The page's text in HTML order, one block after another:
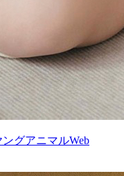
グアニマルWeb